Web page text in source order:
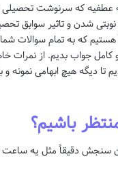
عطفیه که سرنوشت
شدن و تاثیر سوابق
هستیم که به تمام سوالات
کامل جواب بدیم. از نمرات
تا دیگه هیچ ابهامی نمونه و
سنجش دقیقاً مثل یه ساعت